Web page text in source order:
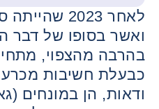
לאחר 2023
ואשר בסופו של דבר
כבעלת חשיבות
ודאות, הן במונחים